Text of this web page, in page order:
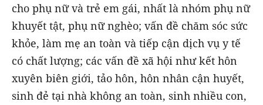
cho phụ nữ và trẻ em gái, nhất là nhóm phụ nữ
khuyết tật, phụ nữ nghèo; vấn đề chăm sóc sức
khỏe, làm mẹ an toàn và tiếp cận dịch vụ y tế
có chất lượng; các vấn đề xã hội như kết hôn
xuyên biên giới, tảo hôn, hôn nhân cận huyết,
sinh đẻ tại nhà không an toàn, sinh nhiều con,